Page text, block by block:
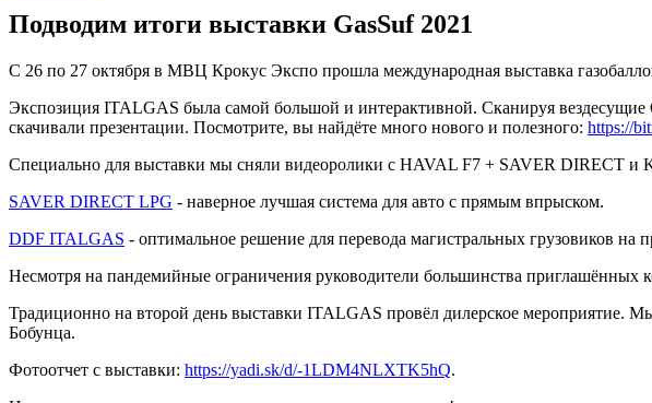
Подводим итоги выставки GasSuf 2021
C 26 по 27 октября в МВЦ Крокус Экспо прошла международная выставка
Экспозиция ITALGAS была самой большой и интерактивной. Сканируя
скачивали презентации. Посмотрите, вы найдёте много нового и полезного: https://
Специально для выставки мы сняли видеоролики с HAVAL F7 + SAVER DIRECT
SAVER DIRECT LPG - наверное лучшая система для авто с прямым впрыском.
DDF ITALGAS - оптимальное решение для перевода магистральных грузовиков на
Несмотря на пандемийные ограничения руководители большинства
Традиционно на второй день выставки ITALGAS провёл дилерское мероприятие.
Бобунца.
Фотоотчет с выставки: https://yadi.sk/d/-1LDM4NLXTK5hQ.